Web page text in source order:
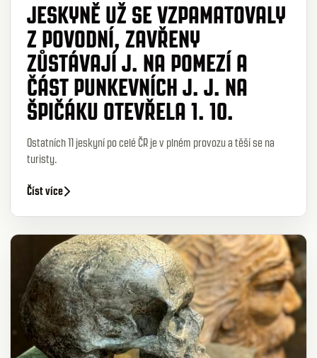
JESKYNĚ UŽ SE VZPAMATOVALY
Z POVODNÍ, ZAVŘENY
ZŮSTÁVAJÍ J. NA POMEZÍ A
ČÁST PUNKEVNÍCH J. J. NA
ŠPIČÁKU OTEVŘELA 1. 10.
Ostatních 11 jeskyní po celé ČR je v plném provozu a těší se na
turisty.
Číst více